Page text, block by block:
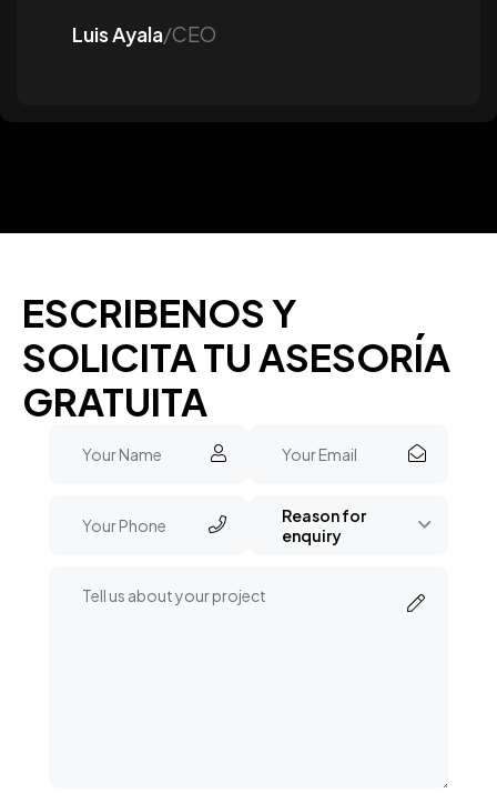
Luis Ayala/CEO
ESCRIBENOS Y
SOLICITA TU ASESORÍA
GRATUITA
Reason for
enquiry